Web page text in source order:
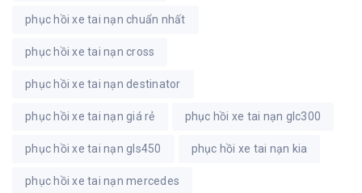
phục hồi xe tai nạn chuẩn nhất
phục hồi xe tai nạn cross
phục hồi xe tai nạn destinator
phục hồi xe tai nạn giá rẻ phục hồi xe tai nạn glc300
phục hồi xe tai nạn gls450 phục hồi xe tai nạn kia
phục hồi xe tai nạn mercedes